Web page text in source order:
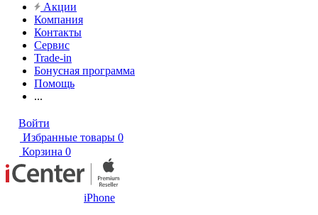
Акции
Компания
Контакты
Сервис
Trade-in
Бонусная программа
Помощь
...
Войти
Избранные товары 0
Корзина 0
iPhone